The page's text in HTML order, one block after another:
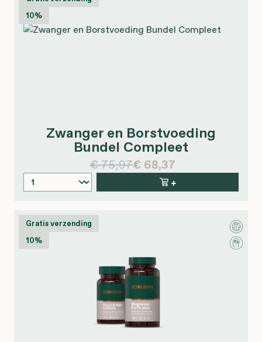
10%
Zwanger en Borstvoeding
Bundel Compleet
€ 75,97€ 68,37
+
Gratis verzending
10%